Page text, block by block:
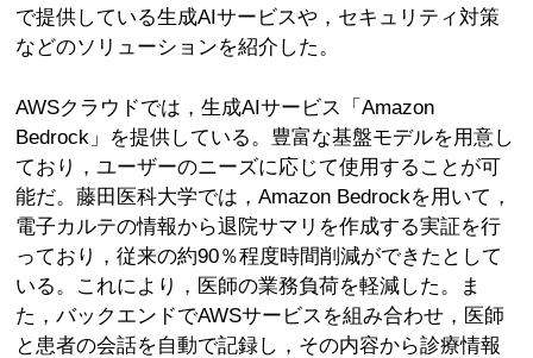
で提供している生成AIサービスや，セキュリティ対策
などのソリューションを紹介した。
AWSクラウドでは，生成AIサービス「Amazon
Bedrock」を提供している。豊富な基盤モデルを用意し
ており，ユーザーのニーズに応じて使用することが可
能だ。藤田医科大学では，Amazon Bedrockを用いて，
電子カルテの情報から退院サマリを作成する実証を行
っており，従来の約90％程度時間削減ができたとして
いる。これにより，医師の業務負荷を軽減した。ま
た，バックエンドでAWSサービスを組み合わせ，医師
と患者の会話を自動で記録し，その内容から診療情報